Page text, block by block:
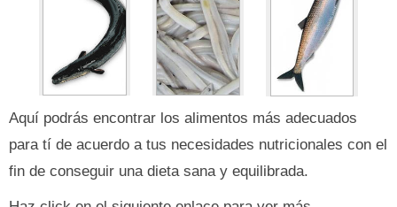
Aquí podrás encontrar los alimentos más adecuados
para tí de acuerdo a tus necesidades nutricionales con el
fin de conseguir una dieta sana y equilibrada.